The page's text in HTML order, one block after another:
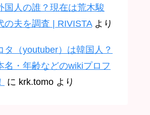
国人の誰？現在は荒木駿
の夫を調査 | RIVISTAより
タ（youtuber）は韓国人？
名・年齢などのwikiプロフ
に krk.tomo より